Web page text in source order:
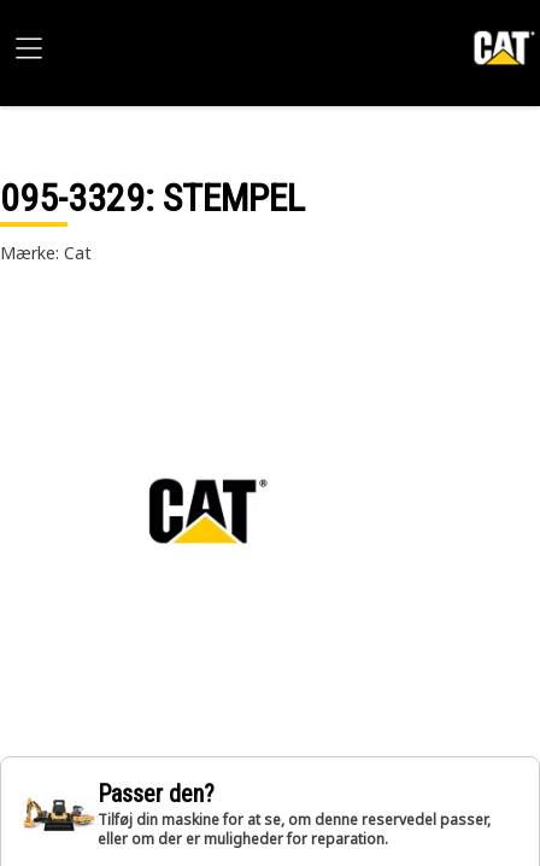
095-3329: STEMPEL
Mærke: Cat
Passer den?
Tilføj din maskine for at se, om denne reservedel passer,
eller om der er muligheder for reparation.